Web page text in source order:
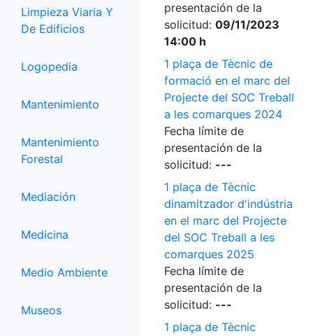
Limpieza Viaria Y
De Edificios
Logopedia
Mantenimiento
Mantenimiento
Forestal
Mediación
Medicina
Medio Ambiente
Museos
presentación de la
solicitud: 09/11/2023
14:00 h
1 plaça de Tècnic de
formació en el marc del
Projecte del SOC Treball
a les comarques 2024
Fecha límite de
presentación de la
solicitud: ---
1 plaça de Tècnic
dinamitzador d'indústria
en el marc del Projecte
del SOC Treball a les
comarques 2025
Fecha límite de
presentación de la
solicitud: ---
1 plaça de Tècnic